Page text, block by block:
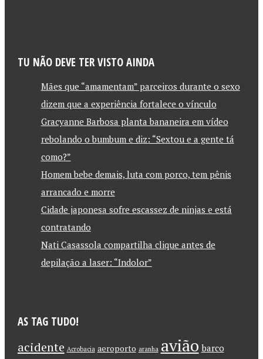
TU NÃO DEVE TER VISTO AINDA
Mães que “amamentam” parceiros durante o sexo
dizem que a experiência fortalece o vínculo
Gracyanne Barbosa planta bananeira em vídeo
rebolando o bumbum e diz: “Sextou e a gente tá
como?”
Homem bebe demais, luta com porco, tem pênis
arrancado e morre
Cidade japonesa sofre escassez de ninjas e está
contratando
Nati Casassola compartilha clique antes de
depilação a laser: “Indolor”
AS TAG TUDO!
acidente Acrobacia aeroporto aranha avião barco